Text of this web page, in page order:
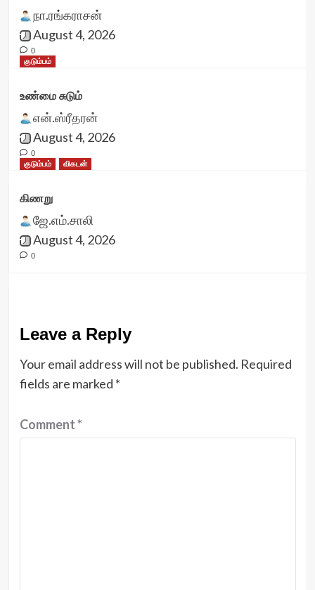
நா.ரங்கராசன்
August 4, 2026
0
குடும்பம்
உண்மை சுடும்
என்.ஸ்ரீதரன்
August 4, 2026
0
குடும்பம்
விகடன்
கிணறு
ஜே.எம்.சாலி
August 4, 2026
0
Leave a Reply
Your email address will not be published. Required
fields are marked *
Comment*